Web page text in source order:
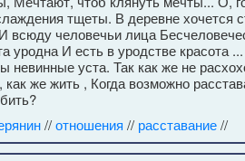
тщеты. В деревне хочется
всюду человечьи лица
уродна И есть в уродстве красота
невинные уста. Так как же не
же жить , Когда возможно
//отношения // расставание//